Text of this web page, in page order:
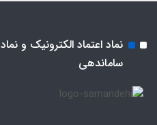
نماد اعتماد الکترونیک و نماد
ساماندهی